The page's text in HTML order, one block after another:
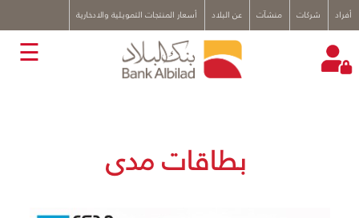
أفراد شركات منشآت عن البلاد أسعار المنتجات التمويلية والادخارية x☰
بطاقات مدى